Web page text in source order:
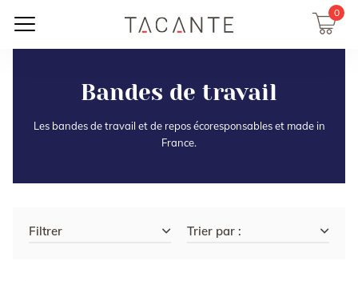
0
Bandes de travail
Les bandes de travail et de repos écoresponsables et made in
France.
Trier par :
Filtrer